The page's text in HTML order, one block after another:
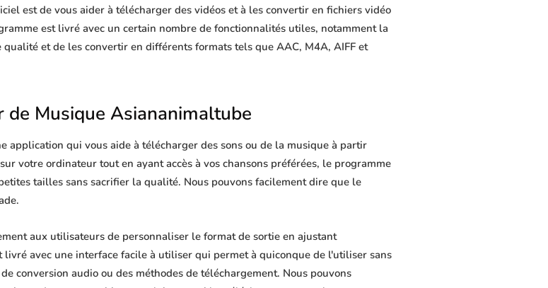
est de vous aider à télécharger des vidéos et à les convertir en fichiers vidéo
est livré avec un certain nombre de fonctionnalités utiles, notamment la
et de les convertir en différents formats tels que AAC, M4A, AIFF et
de Musique Asiananimaltube
application qui vous aide à télécharger des sons ou de la musique à partir
votre ordinateur tout en ayant accès à vos chansons préférées, le programme
tailles sans sacrifier la qualité. Nous pouvons facilement dire que le
aux utilisateurs de personnaliser le format de sortie en ajustant
avec une interface facile à utiliser qui permet à quiconque de l'utiliser sans
conversion audio ou des méthodes de téléchargement. Nous pouvons